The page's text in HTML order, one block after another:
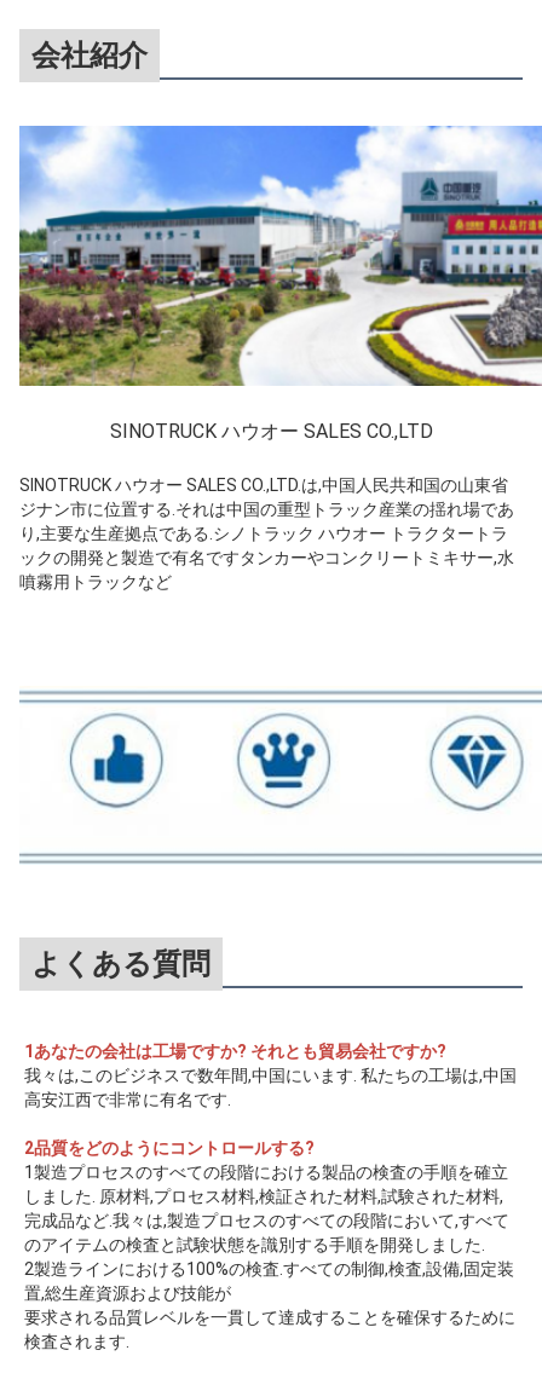
会社紹介
SINOTRUCK ハウオー SALES CO.,LTD
SINOTRUCK ハウオー SALES CO.,LTD.は,中国人民共和国の山東省
ジナン市に位置する.それは中国の重型トラック産業の揺れ場であ
り,主要な生産拠点である.シノトラック ハウオー トラクタートラ
ックの開発と製造で有名ですタンカーやコンクリートミキサー,水
噴霧用トラックなど
よくある質問
1あなたの会社は工場ですか? それとも貿易会社ですか?
我々は,このビジネスで数年間,中国にいます. 私たちの工場は,中国
高安江西で非常に有名です.
2品質をどのようにコントロールする?
1製造プロセスのすべての段階における製品の検査の手順を確立
しました. 原材料,プロセス材料,検証された材料,試験された材料,
完成品など.我々は,製造プロセスのすべての段階において,すべて
のアイテムの検査と試験状態を識別する手順を開発しました.
2製造ラインにおける100%の検査.すべての制御,検査,設備,固定装
置,総生産資源および技能が
要求される品質レベルを一貫して達成することを確保するために
検査されます.